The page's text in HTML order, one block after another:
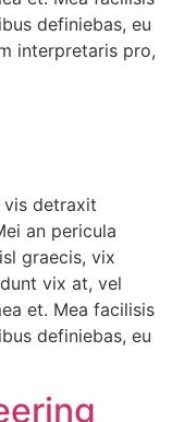
definiebas, eu
interpretaris pro,
vis detraxit
an pericula
graecis, vix
vix at, vel
et. Mea facilisis
definiebas, eu